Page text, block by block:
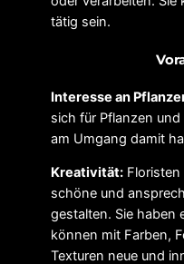
tätig sein.
Interesse an
sich für Pflanzen
am Umgang damit
Kreativität: Floristen
schöne und
gestalten. Sie haben
können mit Farben,
Texturen neue und